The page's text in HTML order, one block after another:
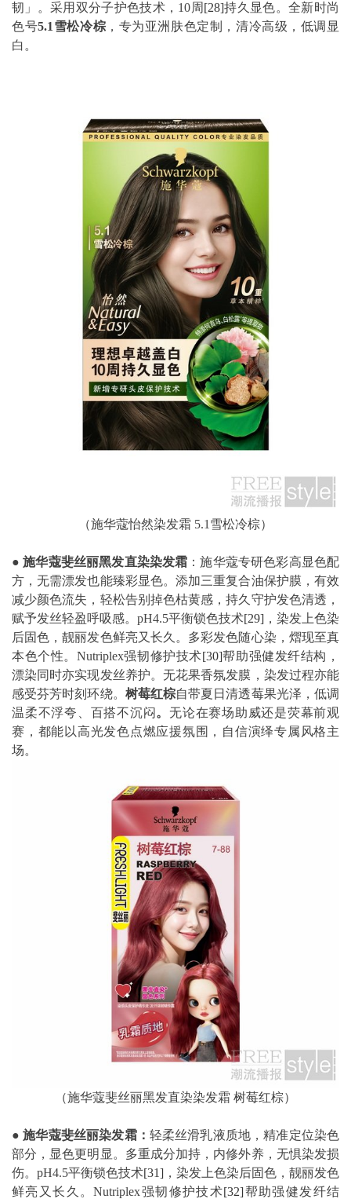
韧」。采用双分子护色技术，10周 [28]持久显色。全新时尚
色号5.1 雪松冷棕 ，专为亚洲肤色定制，清冷高级，低调显
白。
（施华蔻怡然染发霜 5.1雪松冷棕）
●施华蔻斐丝丽黑发直染染发霜 ：施华蔻专研色彩高显色配
方，无需漂发也能臻彩显色。添加三重复合油保护膜，有效
减少颜色流失，轻松告别掉色枯黄感，持久守护发色清透，
赋予发丝轻盈呼吸感。pH4.5平衡锁色技术[29] ，染发上色染
后固色，靓丽发色鲜亮又长久。多彩发色随心染，熠现至真
本色个性。Nutriplex强韧修护技术[30]帮助强健发纤结构，
漂染同时亦实现发丝养护。无花果香氛发膜，染发过程亦能
感受芬芳时刻环绕。 树莓红棕自带夏日清透莓果光泽，低调
温柔不浮夸、百搭不沉闷。 无论在赛场助威还是荧幕前观
赛，都能以高光发色点燃应援氛围，自信演绎专属风格主
场。
（施华蔻斐丝丽黑发直染染发霜 树莓红棕）
●施华蔻斐丝丽染发霜： 轻柔丝滑乳液质地，精准定位染色
部分，显色更明显。多重成分加持，内修外养，无惧染发损
伤。pH4.5平衡锁色技术[31] ，染发上色染后固色，靓丽发色
鲜亮又长久。Nutriplex强韧修护技术[32]帮助强健发纤结